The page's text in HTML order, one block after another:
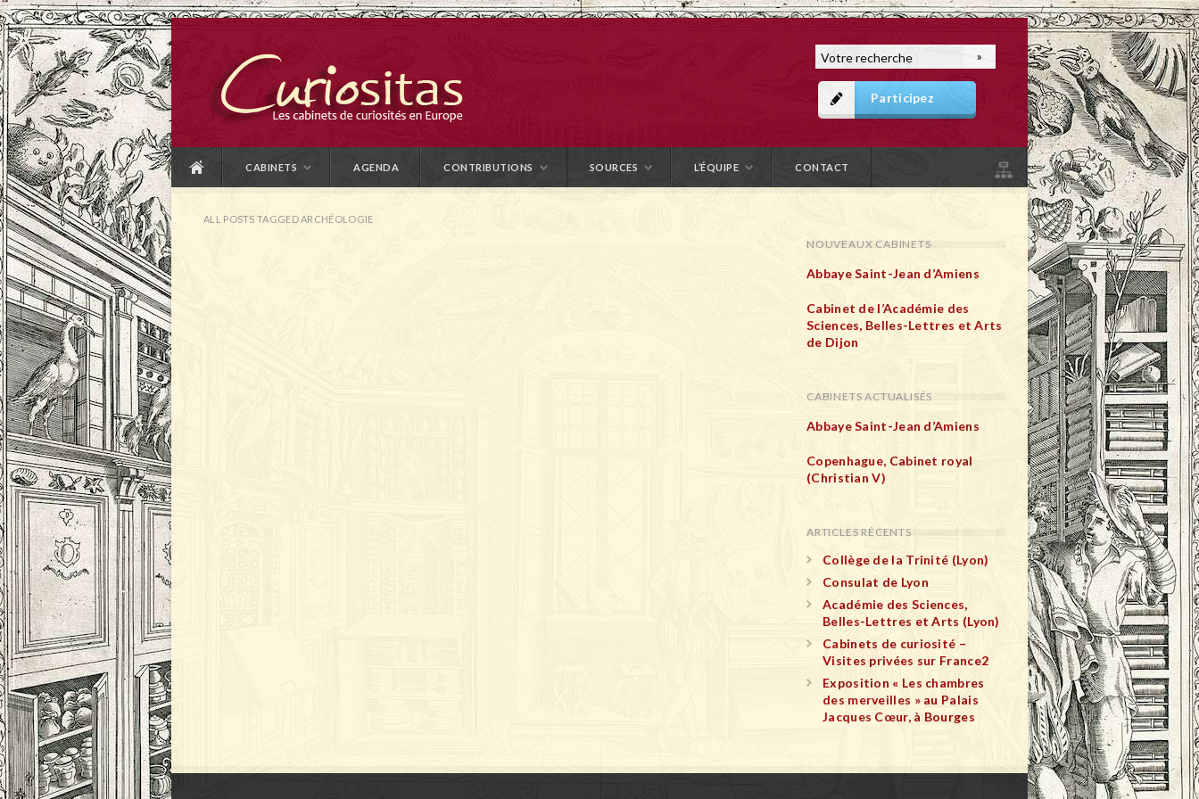
Participez
CABINETS AGENDA CONTRIBUTIONS SOURCES L’ÉQUIPE CONTACT
ALL POSTS TAGGED ARCHÉOLOGIE
NOUVEAUX CABINETS
Abbaye Saint-Jean d’Amiens
Cabinet de l’Académie des
Sciences, Belles-Lettres et Arts
de Dijon
CABINETS ACTUALISÉS
Abbaye Saint-Jean d’Amiens
Copenhague, Cabinet royal
(Christian V)
ARTICLES RÉCENTS
Collège de la Trinité (Lyon)
Consulat de Lyon
Académie des Sciences,
Belles-Lettres et Arts (Lyon)
Cabinets de curiosité –
Visites privées sur France2
Exposition « Les chambres
des merveilles » au Palais
Jacques Cœur, à Bourges